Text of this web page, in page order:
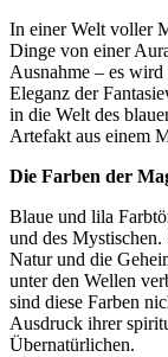
In einer Welt voller
Dinge von einer
Ausnahme – es
Eleganz der
in die Welt des
Artefakt aus einem
Die Farben der
Blaue und lila
und des
Natur und die
unter den Wellen
sind diese Farben
Ausdruck ihrer
Übernatürlichen.